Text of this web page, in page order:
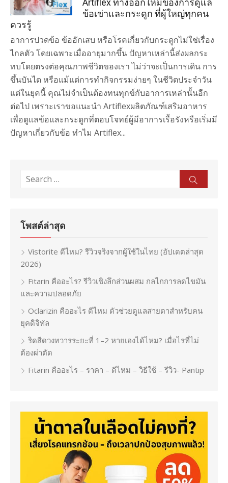
Artiflex ทางออกใหม่ของการดูแล
ข้อเข่าและกระดูก ที่ผู้ใหญ่ทุกคน
ควรรู้
อาการปวดข้อ ข้ออักเสบ หรือโรคเกี่ยวกับกระดูกไม่ใช่เรื่อง
ไกลตัว โดยเฉพาะเมื่ออายุมากขึ้น ปัญหาเหล่านี้ส่งผลกระ
ทบโดยตรงต่อคุณภาพชีวิตของเรา ไม่ว่าจะเป็นการเดิน การ
ขึ้นบันได หรือแม้แต่การทำกิจกรรมง่ายๆ ในชีวิตประจำวัน
แต่ในยุคนี้ คุณไม่จำเป็นต้องทนทุกข์กับอาการเหล่านั้นอีก
ต่อไป เพราะเราขอแนะนำ Artiflexผลิตภัณฑ์เสริมอาหาร
เพื่อดูแลข้อและกระดูกที่ตอบโจทย์ผู้มีอาการเรื้อรังหรือเริ่มมี
ปัญหาเกี่ยวกับข้อ ทำไม Artiflex...
Search
โพสต์ล่าสุด
Vistorite ดีไหม? รีวิวจริงจากผู้ใช้ในไทย (อัปเดตล่าสุด
2026)
Fitarin คืออะไร? รีวิวเชิงลึกส่วนผสม กลไกการลดไขมัน
และความปลอดภัย
Oclarizin คืออะไร ดีไหม ตัวช่วยดูแลสายตาสำหรับคน
ยุคดิจิทัล
ริดสีดวงทวารระยะที่ 1–2 หายเองได้ไหม? เมื่อไรที่ไม่
ต้องผ่าตัด
Fitarin คืออะไร – ราคา – ดีไหม – วิธีใช้ – รีวิว- Pantip